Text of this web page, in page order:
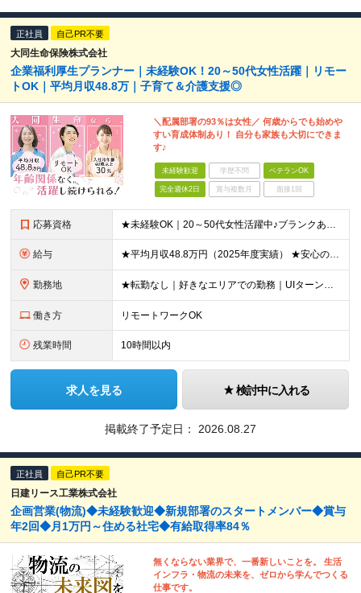
正社員 自己PR不要
大同生命保険株式会社
企業福利厚生プランナー｜未経験OK！20～50代女性活躍｜リモー
トOK｜平均月収48.8万｜子育て＆介護支援◎
＼配属部署の93％は女性／ 何歳からでも始めや
すい育成体制あり！ 自分も家族も大切にできま
す♪
未経験歓迎 学歴不問 ベテランOK
完全週休2日 賞与複数月 面接1回
応募資格 ★未経験OK｜20～50代女性活躍中♪ブランクありの方・ママさんも活躍中 ◆高卒以上 ◆社会人経験をお持ちの方 - 業界・業種・職種・経験年数は問いません。 «こんな方が応募＆入社しています！»
給与 ★平均月収48.8万円（2025年度実績） ★安心の固定給＋賞与年2回＋インセンティブ！手当も充実 月給21万円～23万円＋諸手当＋インセンティブ＋賞与年2回 ※給与は年間平均の税込定例給与です。賞
勤務地 ★転勤なし｜好きなエリアでの勤務｜UIターン歓迎 全国47都道府県にある支社のいずれかにて勤務していただきます。 ＜募集エリア＞ ◆北海道・東北：北海道/青森/宮城/岩手/秋田/山形/福島
働き方 リモートワークOK
残業時間 10時間以内
求人を見る 検討中に入れる
掲載終了予定日： 2026.08.27
正社員 自己PR不要
日建リース工業株式会社
企画営業(物流)◆未経験歓迎◆新規部署のスタートメンバー◆賞与
年2回◆月1万円～住める社宅◆有給取得率84％
無くならない業界で、一番新しいことを。 生活
インフラ・物流の未来を、ゼロから学んでつくる
仕事です。